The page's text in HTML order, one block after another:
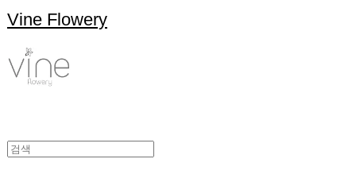
Vine Flowery